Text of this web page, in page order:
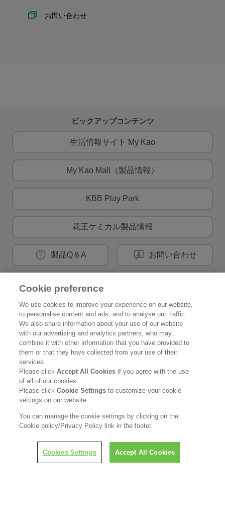
お問い合わせ
ピックアップコンテンツ
生活情報サイト My Kao
My Kao Mall（製品情報）
KBB Play Park
花王ケミカル製品情報
製品Q＆A お問い合わせ
Home 花王について
サステナビリティ イノベーション
ブランド 投資家情報
ニュースルーム 採用情報
利用者情報の外部送信 ソーシャルメディアポリシー
Cookie preference
We use cookies to improve your experience on our website,
to personalise content and ads, and to analyse our traffic.
We also share information about your use of our website
with our advertising and analytics partners, who may
combine it with other information that you have provided to
them or that they have collected from your use of their
services.
Please clickAccept All Cookies if you agree with the use
of all of our cookies.
Please clickCookie Settingsto customize your cookie
settings on our website.
You can manage the cookie settings by clicking on the
Cookie policy/Privacy Policy link in the footer.
Cookies Settings Accept All Cookies